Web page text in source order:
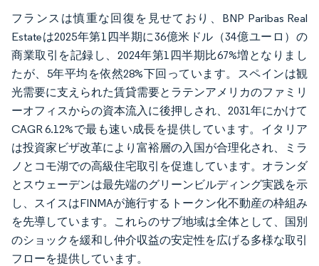
フランスは慎重な回復を見せており、BNP Paribas Real
Estateは2025年第1四半期に36億米ドル（34億ユーロ）の
商業取引を記録し、2024年第1四半期比67%増となりまし
たが、5年平均を依然28%下回っています。スペインは観
光需要に支えられた賃貸需要とラテンアメリカのファミリ
ーオフィスからの資本流入に後押しされ、2031年にかけて
CAGR 6.12%で最も速い成長を提供しています。イタリア
は投資家ビザ改革により富裕層の入国が合理化され、ミラ
ノとコモ湖での高級住宅取引を促進しています。オランダ
とスウェーデンは最先端のグリーンビルディング実践を示
し、スイスはFINMAが施行するトークン化不動産の枠組み
を先導しています。これらのサブ地域は全体として、国別
のショックを緩和し仲介収益の安定性を広げる多様な取引
フローを提供しています。